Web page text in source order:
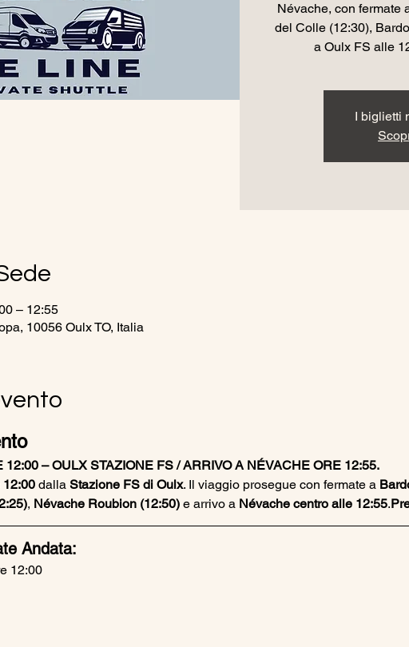
Névache, con fermate
del Colle (12:30),
a Oulx FS alle
I biglietti
– 12:55
10056 Oulx TO, Italia
12:00 – OULX STAZIONE FS / ARRIVO A NÉVACHE ORE 12:55.
12:00 dalla Stazione FS di Oulx. Il viaggio prosegue con fermate a
, Névache Roubion (12:50) e arrivo a Névache centro alle 12:55.
Andata:
12:00